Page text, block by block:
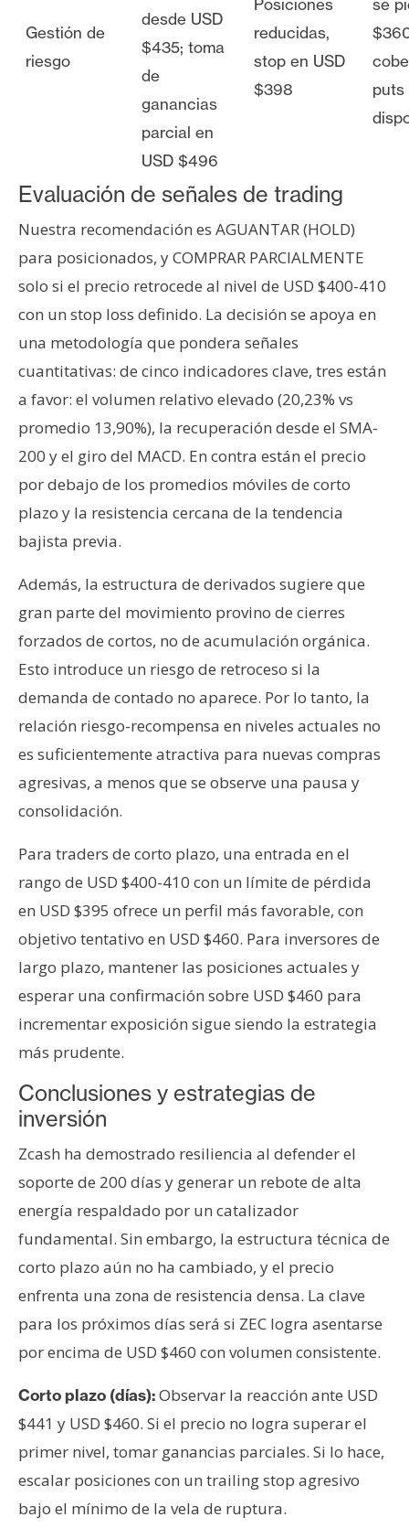
Gestión de
riesgo
desde USD
$435; toma
de
ganancias
parcial en
USD $496
Posiciones
reducidas,
stop en USD
$398
se
puts
Evaluación de señales de trading
Nuestra recomendación es AGUANTAR (HOLD)
para posicionados, y COMPRAR PARCIALMENTE
solo si el precio retrocede al nivel de USD $400-410
con un stop loss definido. La decisión se apoya en
una metodología que pondera señales
cuantitativas: de cinco indicadores clave, tres están
a favor: el volumen relativo elevado (20,23% vs
promedio 13,90%), la recuperación desde el SMA-
200 y el giro del MACD. En contra están el precio
por debajo de los promedios móviles de corto
plazo y la resistencia cercana de la tendencia
bajista previa.
Además, la estructura de derivados sugiere que
gran parte del movimiento provino de cierres
forzados de cortos, no de acumulación orgánica.
Esto introduce un riesgo de retroceso si la
demanda de contado no aparece. Por lo tanto, la
relación riesgo-recompensa en niveles actuales no
es suficientemente atractiva para nuevas compras
agresivas, a menos que se observe una pausa y
consolidación.
Para traders de corto plazo, una entrada en el
rango de USD $400-410 con un límite de pérdida
en USD $395 ofrece un perfil más favorable, con
objetivo tentativo en USD $460. Para inversores de
largo plazo, mantener las posiciones actuales y
esperar una confirmación sobre USD $460 para
incrementar exposición sigue siendo la estrategia
más prudente.
Conclusiones y estrategias de
inversión
Zcash ha demostrado resiliencia al defender el
soporte de 200 días y generar un rebote de alta
energía respaldado por un catalizador
fundamental. Sin embargo, la estructura técnica de
corto plazo aún no ha cambiado, y el precio
enfrenta una zona de resistencia densa. La clave
para los próximos días será si ZEC logra asentarse
por encima de USD $460 con volumen consistente.
Corto plazo (días):Observar la reacción ante USD
$441 y USD $460. Si el precio no logra superar el
primer nivel, tomar ganancias parciales. Si lo hace,
escalar posiciones con un trailing stop agresivo
bajo el mínimo de la vela de ruptura.